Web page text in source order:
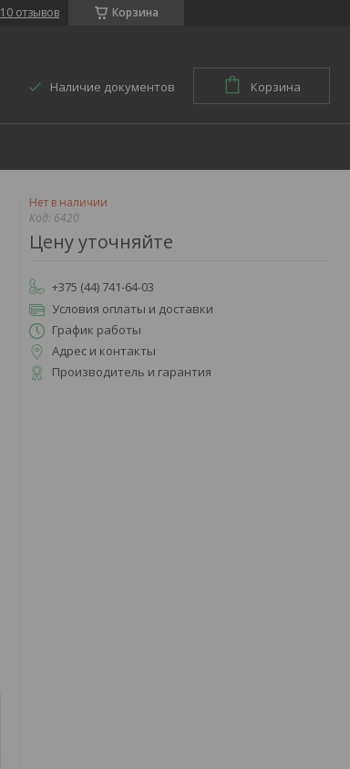
Корзина
10 отзывов
Наличие документов Корзина
Нет в наличии
Код: 6420
Цену уточняйте
+375 (44) 741-64-03
Условия оплаты и доставки
График работы
Адрес и контакты
Производитель и гарантия